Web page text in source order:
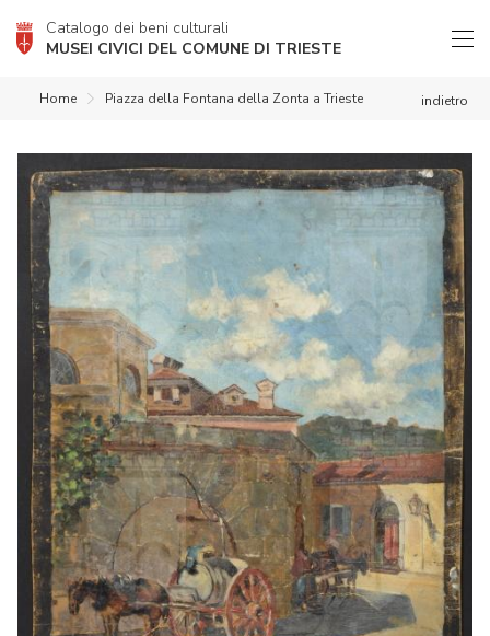
Catalogo dei beni culturali
MUSEI CIVICI DEL COMUNE DI TRIESTE
indietro
Home Piazza della Fontana della Zonta a Trieste